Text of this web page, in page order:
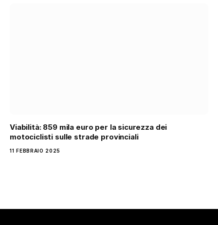
Viabilità: 859 mila euro per la sicurezza dei
motociclisti sulle strade provinciali
11 FEBBRAIO 2025